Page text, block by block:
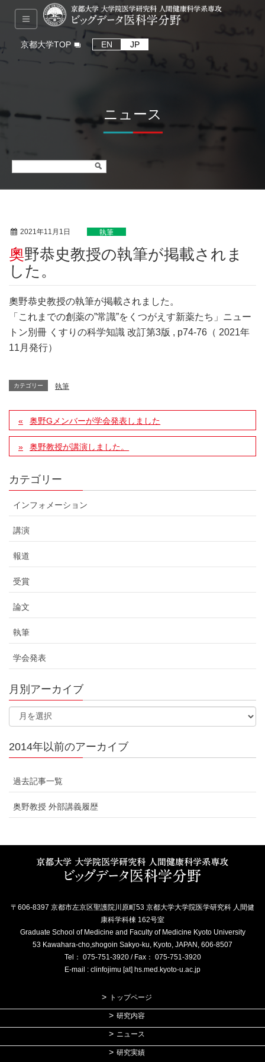
京都大学TOP EN JP
ニュース
2021年11月1日 執筆
奧野恭史教授の執筆が掲載されま
した。
奧野恭史教授の執筆が掲載されました。
「これまでの創薬の”常識”をくつがえす新薬たち」ニュー
トン別冊 くすりの科学知識 改訂第3版 , p74-76 （ 2021年
11月発行）
カテゴリー 執筆
奥野Gメンバーが学会発表しました
奥野教授が講演しました。
カテゴリー
インフォメーション
講演
報道
受賞
論文
執筆
学会発表
月別アーカイブ
2014年以前のアーカイブ
過去記事一覧
奥野教授 外部講義履歴
〒606-8397 京都市左京区聖護院川原町53 京都大学大学院医学研究科 人間健
康科学科棟 162号室
Graduate School of Medicine and Faculty of Medicine Kyoto University
53 Kawahara-cho,shogoin Sakyo-ku, Kyoto, JAPAN, 606-8507
Tel： 075-751-3920 / Fax： 075-751-3920
E-mail : clinfojimu [at] hs.med.kyoto-u.ac.jp
トップページ
研究内容
ニュース
研究実績